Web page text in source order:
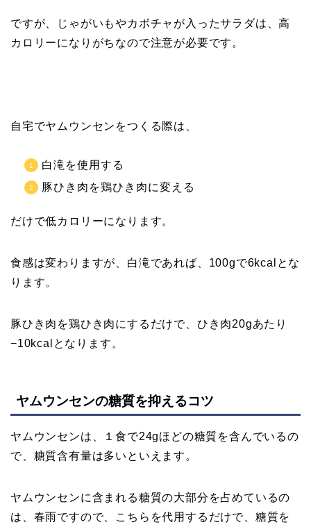
ですが、じゃがいもやカボチャが入ったサラダは、高
カロリーになりがちなので注意が必要です。
自宅でヤムウンセンをつくる際は、
白滝を使用する
豚ひき肉を鶏ひき肉に変える
だけで低カロリーになります。
食感は変わりますが、白滝であれば、100gで6kcalとな
ります。
豚ひき肉を鶏ひき肉にするだけで、ひき肉20gあたり
−10kcalとなります。
ヤムウンセンの糖質を抑えるコツ
ヤムウンセンは、１食で24gほどの糖質を含んでいるの
で、糖質含有量は多いといえます。
ヤムウンセンに含まれる糖質の大部分を占めているの
は、春雨ですので、こちらを代用するだけで、糖質を